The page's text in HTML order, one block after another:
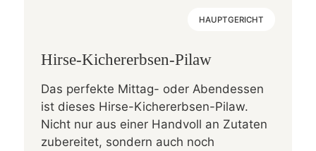
HAUPTGERICHT
Hirse-Kichererbsen-Pilaw
Das perfekte Mittag- oder Abendessen
ist dieses Hirse-Kichererbsen-Pilaw.
Nicht nur aus einer Handvoll an Zutaten
zubereitet, sondern auch noch